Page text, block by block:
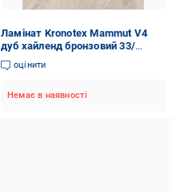
Ламінат Kronotex Mammut V4
дуб хайленд бронзовий 33/
АС5/12 мм (4795)
оцінити
Немає в наявності